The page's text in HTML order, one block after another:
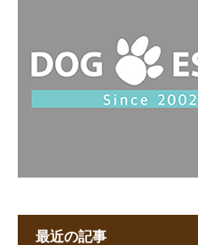
最近の記事